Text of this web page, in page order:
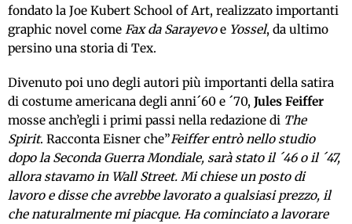
fondato la Joe Kubert School of Art, realizzato importanti
graphic novel come Fax da Sarayevoe Yossel, da ultimo
persino una storia di Tex.
Divenuto poi uno degli autori più importanti della satira
di costume americana degli anni´60 e ´70, Jules Feiffer
mosse anch’egli i primi passi nella redazione di The
Spirit. Racconta Eisner che”Feiffer entrò nello studio
dopo la Seconda Guerra Mondiale, sarà stato il ´46 o il ´47,
allora stavamo in Wall Street. Mi chiese un posto di
lavoro e disse che avrebbe lavorato a qualsiasi prezzo, il
che naturalmente mi piacque. Ha cominciato a lavorare